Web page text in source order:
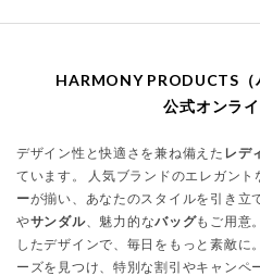
HARMONY PRODUCTS（
公式オンラ
デザイン性と快適さを兼ね備えた レデ
ています。 人気ブランドのエレガント
ーが揃い、あなたのスタイルを引き立
やサンダル、魅力的なバッグもご用意
したデザインで、毎日をもっと素敵に
ーズを見つけ、特別な割引やキャンペ